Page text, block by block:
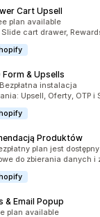
Cart Upsell
519
plan available
cart drawer,
Form & Upsells
2530
Bezpłatna instalacja
Upsell, Oferty, OTP i
Produktów
433
plan jest dostępny
do zbierania danych i
& Email Popup
plan available